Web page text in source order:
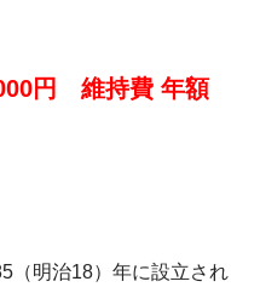
円 維持費 年額
（明治18）年に設立され